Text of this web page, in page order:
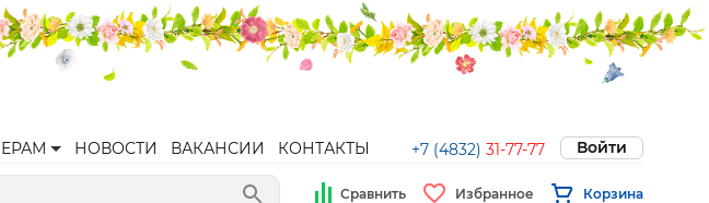
НОВОСТИ ВАКАНСИИ КОНТАКТЫ +7 (4832) 31-77-77 Войти
Сравнить Избранное Корзина